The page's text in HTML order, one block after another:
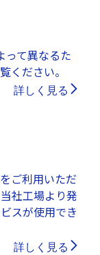
って異なるた
ください。
詳しく見る
ご利用いただ
社工場より発
スが使用でき
詳しく見る